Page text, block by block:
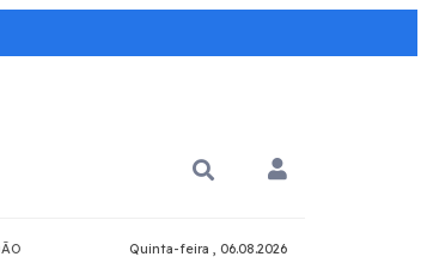
Quinta-feira , 06.08.2026